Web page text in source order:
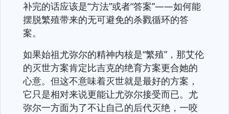
补完的话应该是“方法”或者“答案”——如何能
摆脱繁殖带来的无可避免的杀戮循环的答
案。
如果始祖尤弥尔的精神内核是“繁殖”，那艾伦
的灭世方案肯定比吉克的绝育方案更合她的
心意。但这不意味着灭世就是最好的方案，
它只是相对来说更能让尤弥尔接受而已。尤
弥尔一方面为了不让自己的后代灭绝，一咬